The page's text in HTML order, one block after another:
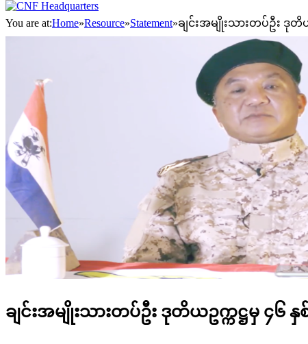
You are at:Home»Resource»Statement»ချင်းအမျိုးသားတပ်ဦး ဒု
ချင်းအမျိုးသားတပ်ဦး ဒုတိယဥက္ကဋ္ဌမှ ၄၆